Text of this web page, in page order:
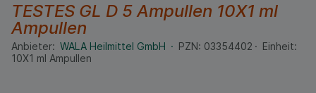
TESTES GL D 5 Ampullen 10X1 ml
Ampullen
Anbieter: WALA Heilmittel GmbH PZN: 03354402
Einheit:
10X1 ml Ampullen